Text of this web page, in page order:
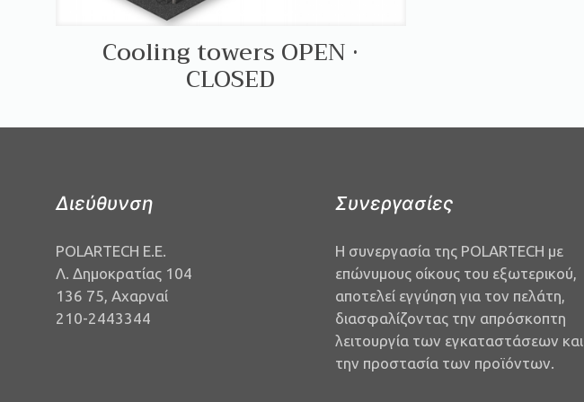
Cooling towers OPEN ·
CLOSED
Διεύθυνση
POLARTECH Ε.Ε.
Λ. Δημοκρατίας 104
136 75, Αχαρναί
210-2443344
Συνεργασίες
Η συνεργασία της POLARTECH με
επώνυμους οίκους του εξωτερικού,
αποτελεί εγγύηση για τον πελάτη,
διασφαλίζοντας την απρόσκοπτη
λειτουργία των εγκαταστάσεων και
την προστασία των προϊόντων.